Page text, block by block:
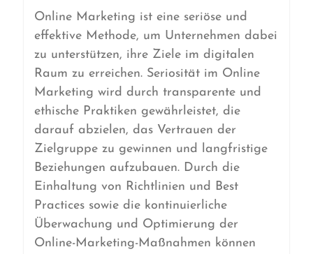
Online Marketing ist eine seriöse und
effektive Methode, um Unternehmen dabei
zu unterstützen, ihre Ziele im digitalen
Raum zu erreichen. Seriosität im Online
Marketing wird durch transparente und
ethische Praktiken gewährleistet, die
darauf abzielen, das Vertrauen der
Zielgruppe zu gewinnen und langfristige
Beziehungen aufzubauen. Durch die
Einhaltung von Richtlinien und Best
Practices sowie die kontinuierliche
Überwachung und Optimierung der
Online-Marketing-Maßnahmen können